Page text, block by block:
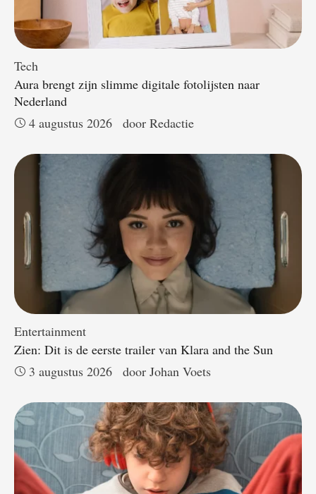
Tech
Aura brengt zijn slimme digitale fotolijsten naar
Nederland
4 augustus 2026
door Redactie
Entertainment
Zien: Dit is de eerste trailer van Klara and the Sun
3 augustus 2026
door Johan Voets